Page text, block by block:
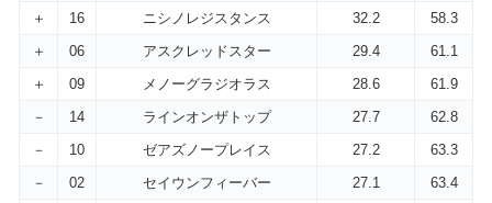
＋
16 ニシノレジスタンス 32.2
58.3
＋
06 アスクレッドスター 29.4
61.1
＋
09 メノーグラジオラス 28.6
61.9
－
14 ラインオンザトップ 27.7
62.8
－
10 ゼアズノープレイス 27.2
63.3
－
02 セイウンフィーバー 27.1
63.4